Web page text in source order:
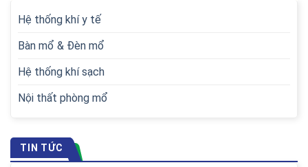
Hệ thống khí y tế
Bàn mổ & Đèn mổ
Hệ thống khí sạch
Nội thất phòng mổ
TIN TỨC